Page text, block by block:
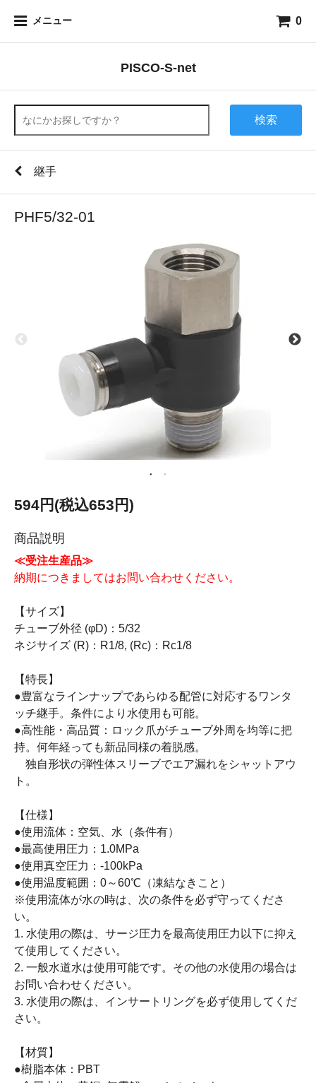
メニュー 0
PISCO-S-net
検索
継手
PHF5/32-01
594円(税込653円)
商品説明
≪受注生産品≫
納期につきましてはお問い合わせください。
【サイズ】
チューブ外径 (φD)：5/32
ネジサイズ (R)：R1/8, (Rc)：Rc1/8
【特長】
●豊富なラインナップであらゆる配管に対応するワンタ
ッチ継手。条件により水使用も可能。
●高性能・高品質：ロック爪がチューブ外周を均等に把
持。何年経っても新品同様の着脱感。
独自形状の弾性体スリーブでエア漏れをシャットアウ
ト。
【仕様】
●使用流体：空気、水（条件有）
●最高使用圧力：1.0MPa
●使用真空圧力：-100kPa
●使用温度範囲：0～60℃（凍結なきこと）
※使用流体が水の時は、次の条件を必ず守ってくださ
い。
1. 水使用の際は、サージ圧力を最高使用圧力以下に抑え
て使用してください。
2. 一般水道水は使用可能です。その他の水使用の場合は
お問い合わせください。
3. 水使用の際は、インサートリングを必ず使用してくだ
さい。
【材質】
●樹脂本体：PBT